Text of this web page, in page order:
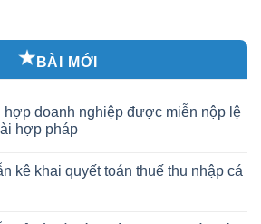
BÀI MỚI
hợp doanh nghiệp được miễn nộp lệ
hợp pháp
kê khai quyết toán thuế thu nhập cá